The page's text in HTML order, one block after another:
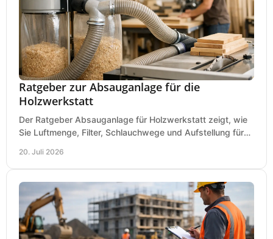
Ratgeber zur Absauganlage für die
Holzwerkstatt
Der Ratgeber Absauganlage für Holzwerkstatt zeigt, wie
Sie Luftmenge, Filter, Schlauchwege und Aufstellung für
20. Juli 2026